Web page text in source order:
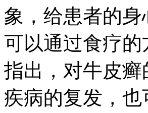
象，给患者的
可以通过食疗
指出，对牛皮
疾病的复发，